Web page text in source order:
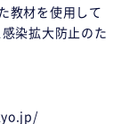
教材を使用して
染拡大防止のた